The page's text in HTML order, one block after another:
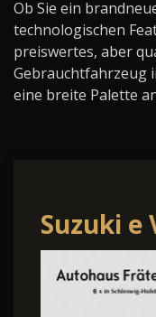
Ob Sie ein
technologischen
preiswertes, aber
Gebrauchtfahrzeug
eine breite Palette
Suzuki e